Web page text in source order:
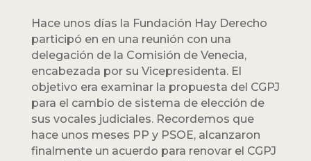
Hace unos días la Fundación Hay Derecho
participó en en una reunión con una
delegación de la Comisión de Venecia,
encabezada por su Vicepresidenta. El
objetivo era examinar la propuesta del CGPJ
para el cambio de sistema de elección de
sus vocales judiciales. Recordemos que
hace unos meses PP y PSOE, alcanzaron
finalmente un acuerdo para renovar el CGPJ